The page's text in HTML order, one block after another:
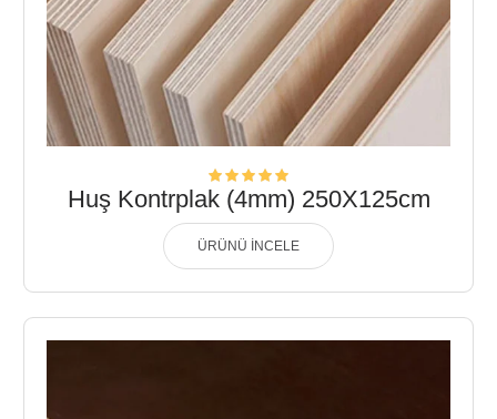
Huş Kontrplak (4mm) 250X125cm
ÜRÜNÜ İNCELE